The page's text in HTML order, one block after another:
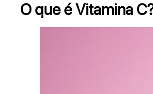
O que é Vitamina